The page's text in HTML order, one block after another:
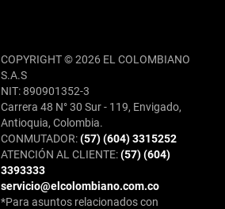
COPYRIGHT © 2026 EL COLOMBIANO
S.A.S
NIT: 890901352-3
Carrera 48 N° 30 Sur - 119, Envigado,
Antioquia, Colombia.
CONMUTADOR:(57) (604) 3315252
ATENCIÓN AL CLIENTE:(57) (604)
3393333
servicio@elcolombiano.com.co
*Para asuntos relacionados con